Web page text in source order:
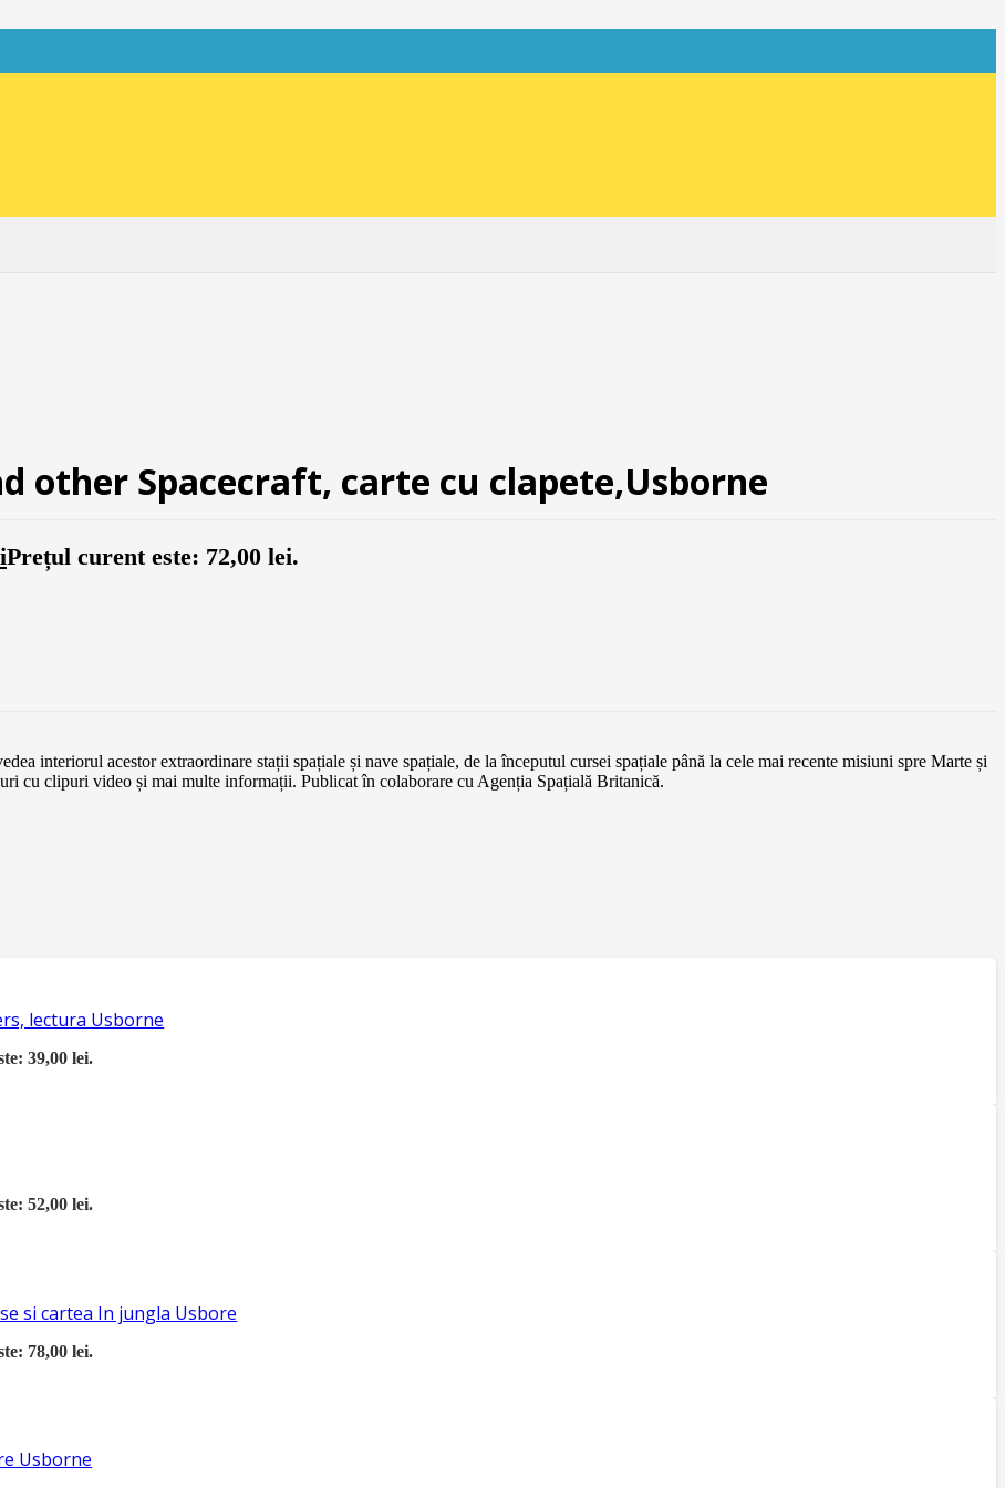
other Spacecraft, carte cu clapete,Usborne
Prețul curent este: 72,00 lei.
interiorul acestor extraordinare stații spațiale și nave spațiale, de la începutul cursei spațiale până la cele mai recente misiuni spre Marte și
cu clipuri video și mai multe informații. Publicat în colaborare cu Agenția Spațială Britanică.
lectura Usborne
39,00 lei.
52,00 lei.
si cartea In jungla Usbore
78,00 lei.
Usborne